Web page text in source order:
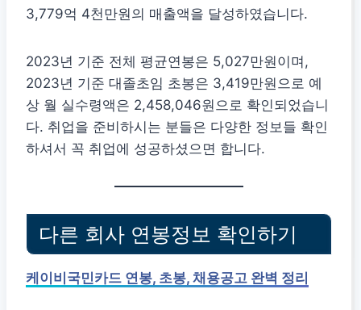
3,779억 4천만원의 매출액을 달성하였습니다.
2023년 기준 전체 평균연봉은 5,027만원이며,
2023년 기준 대졸초임 초봉은 3,419만원으로 예
상 월 실수령액은 2,458,046원으로 확인되었습니
다. 취업을 준비하시는 분들은 다양한 정보들 확인
하셔서 꼭 취업에 성공하셨으면 합니다.
다른 회사 연봉정보 확인하기
케이비국민카드 연봉, 초봉, 채용공고 완벽 정리